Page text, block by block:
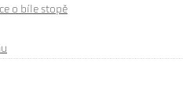
o bíle stopě